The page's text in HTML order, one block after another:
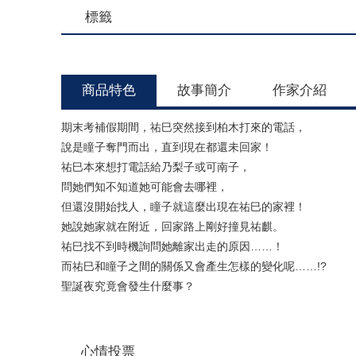
標籤
商品特色 故事簡介 作家介紹
期末考補假期間，祐巳突然接到柏木打來的電話，
說是瞳子奪門而出，直到現在都還未回家！
祐巳本來想打電話給乃梨子或可南子，
問她們知不知道她可能會去哪裡，
但還沒開始找人，瞳子就這麼出現在祐巳的家裡！
她說她家就在附近，回家路上剛好撞見祐麒。
祐巳找不到時機詢問她離家出走的原因……！
而祐巳和瞳子之間的關係又會產生怎樣的變化呢……!?
聖誕夜究竟會發生什麼事？
心情投票